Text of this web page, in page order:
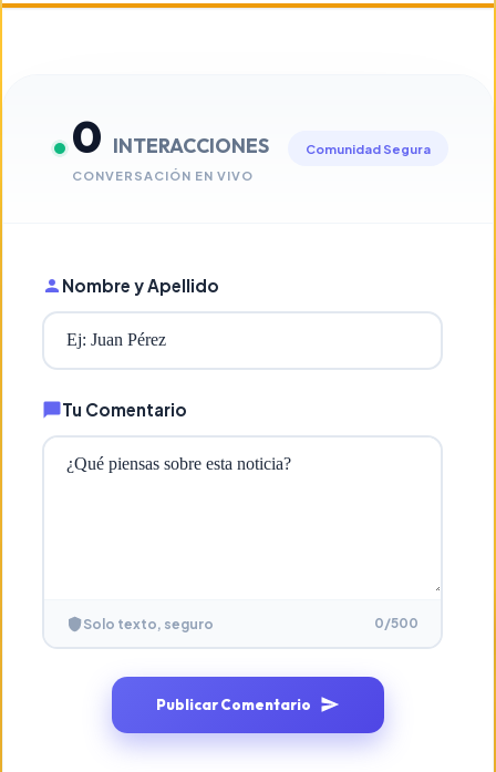
0 INTERACCIONES
CONVERSACIÓN EN VIVO
Comunidad Segura
Nombre y Apellido
Tu Comentario
Solo texto, seguro 0/500
Publicar Comentario